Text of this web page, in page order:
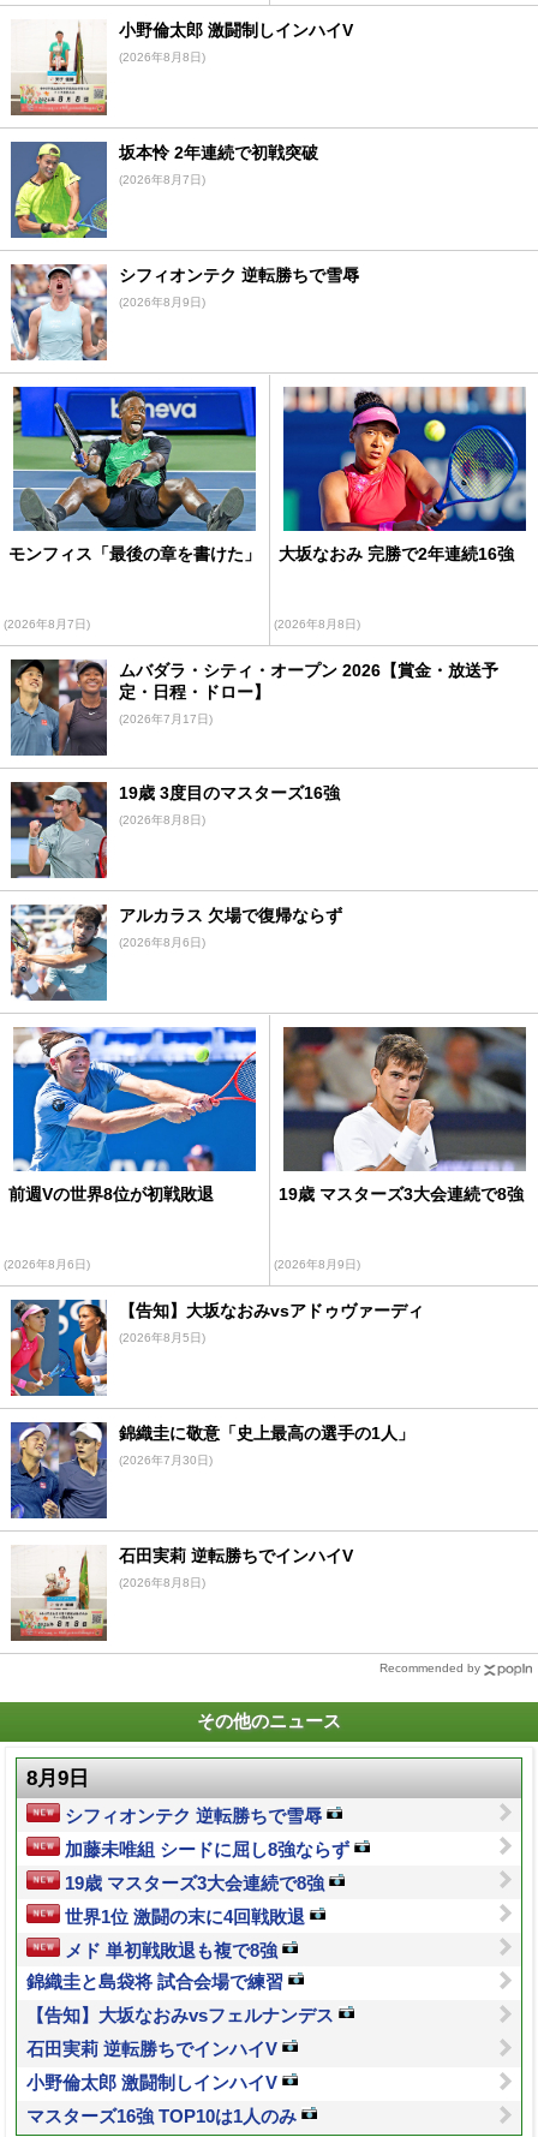
小野倫太郎 激闘制しインハイV
(2026年8月8日)
坂本怜 2年連続で初戦突破
(2026年8月7日)
シフィオンテク 逆転勝ちで雪辱
(2026年8月9日)
モンフィス「最後の章を書けた」
(2026年8月7日)
大坂なおみ 完勝で2年連続16強
(2026年8月8日)
ムバダラ・シティ・オープン 2026【賞金・放送予
定・日程・ドロー】
(2026年7月17日)
19歳 3度目のマスターズ16強
(2026年8月8日)
アルカラス 欠場で復帰ならず
(2026年8月6日)
前週Vの世界8位が初戦敗退
(2026年8月6日)
19歳 マスターズ3大会連続で8強
(2026年8月9日)
【告知】大坂なおみvsアドゥヴァーディ
(2026年8月5日)
錦織圭に敬意「史上最高の選手の1人」
(2026年7月30日)
石田実莉 逆転勝ちでインハイV
(2026年8月8日)
Recommended by
その他のニュース
8月9日
シフィオンテク 逆転勝ちで雪辱
加藤未唯組 シードに屈し8強ならず
19歳 マスターズ3大会連続で8強
世界1位 激闘の末に4回戦敗退
メド 単初戦敗退も複で8強
錦織圭と島袋将 試合会場で練習
【告知】大坂なおみvsフェルナンデス
石田実莉 逆転勝ちでインハイV
小野倫太郎 激闘制しインハイV
マスターズ16強 TOP10は1人のみ